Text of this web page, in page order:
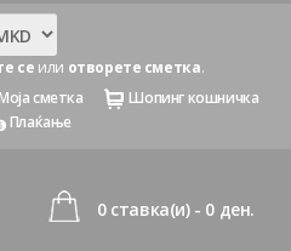
се или отворете сметка.
сметка
Шопинг кошничка
Плаќање
0 ставка(и) - 0 ден.